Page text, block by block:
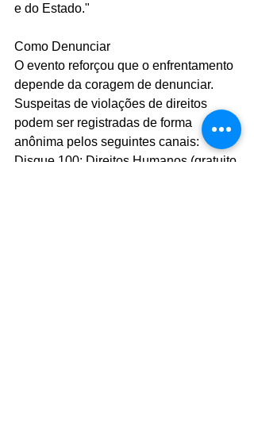
e do Estado."
Como Denunciar
O evento reforçou que o enfrentamento
depende da coragem de denunciar.
Suspeitas de violações de direitos
podem ser registradas de forma
anônima pelos seguintes canais:
Disque 100: Direitos Humanos (gratuito